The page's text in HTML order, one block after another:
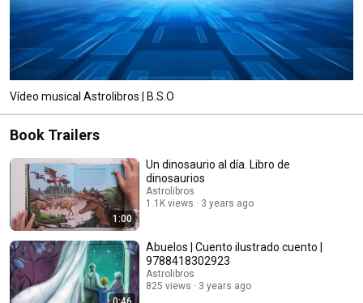
Vídeo musical Astrolibros | B.S.O
Book Trailers
1:00
Un dinosaurio al día. Libro de
dinosaurios
Astrolibros
1.1K views
3 years ago
Abuelos | Cuento ilustrado cuento |
9788418302923
Astrolibros
825 views
3 years ago